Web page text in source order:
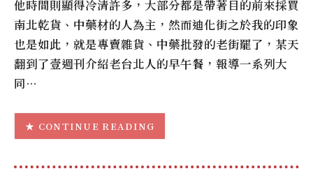
他時間則顯得冷清許多，大部分都是帶著目的前來採買
南北乾貨、中藥材的人為主，然而迪化街之於我的印象
也是如此，就是專賣雜貨、中藥批發的老街罷了，某天
翻到了壹週刊介紹老台北人的早午餐，報導一系列大
同…
CONTINUE READING